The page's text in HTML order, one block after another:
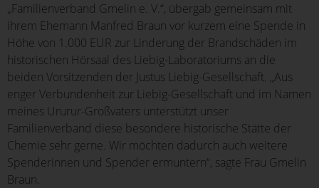
„Familienverband Gmelin e. V.“, übergab gemeinsam mit
ihrem Ehemann Manfred Braun vor kurzem eine Spende in
Höhe von 1.000 EUR zur Linderung der Brandschäden im
historischen Hörsaal des Liebig-Laboratoriums an die
beiden Vorsitzenden der Justus Liebig-Gesellschaft. „Aus
enger Verbundenheit zur Liebig-Gesellschaft und im Namen
meines Ururur-Großvaters unterstützt unser
Familienverband diese besondere historische Stätte der
Chemie sehr gerne. Wir möchten dadurch auch weitere
Spenderinnen und Spender ermuntern“, sagte Frau Gmelin
Braun.